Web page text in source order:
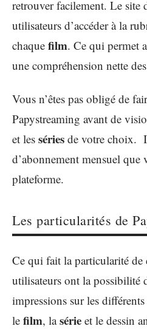
retrouver facilement. Le site
utilisateurs d’accéder à la
chaque film. Ce qui permet
une compréhension nette
Vous n’êtes pas obligé de
Papystreaming avant de
et les séries de votre choix.
d’abonnement mensuel que
plateforme.
Les particularités de
Ce qui fait la particularité de
utilisateurs ont la possibilité
impressions sur les
le film, lasérie et le dessin